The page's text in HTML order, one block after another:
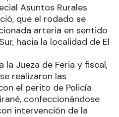
Asuntos Rurales
que el rodado se
arteria en sentido
hacia la localidad de El
la Jueza de Feria y fiscal,
realizaron las
el perito de Policía
confeccionándose
intervención de la